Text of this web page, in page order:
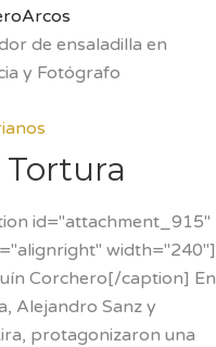
de ensaladilla en
y Fotógrafo
Tortura
id="attachment_915"
width="240"]
Corchero[/caption] En
Alejandro Sanz y
protagonizaron una